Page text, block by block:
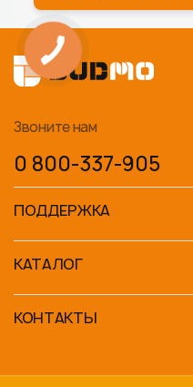
Звоните нам
0 800-337-905
ПОДДЕРЖКА
КАТАЛОГ
КОНТАКТЫ